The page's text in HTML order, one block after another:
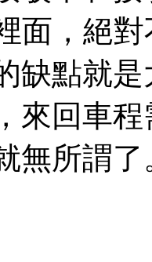
面，絕
缺點就是
來回車
無所謂了